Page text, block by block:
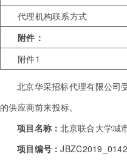
代理机构联系方式
附件：
附件1
北京华采招标代理有限公司
的供应商前来投标。
项目名称：北京联合大学城
项目编号：